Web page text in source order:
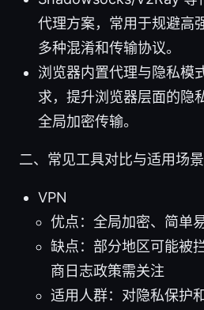
代理方案，常用于规避高
多种混淆和传输协议。
浏览器内置代理与隐私模
求，提升浏览器层面的隐
全局加密传输。
二、常见工具对比与适用场景
VPN
优点：全局加密、简单
缺点：部分地区可能被
商日志政策需关注
适用人群：对隐私保护